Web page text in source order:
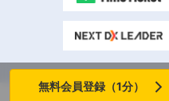
Copyright (C)
無料会員登録（1分）